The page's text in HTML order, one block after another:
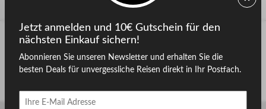
zurück zur Startseite
Jetzt anmelden und 10€ Gutschein für den
nächsten Einkauf sichern!
Abonnieren Sie unseren Newsletter und erhalten Sie die
besten Deals für unvergessliche Reisen direkt in Ihr Postfach.